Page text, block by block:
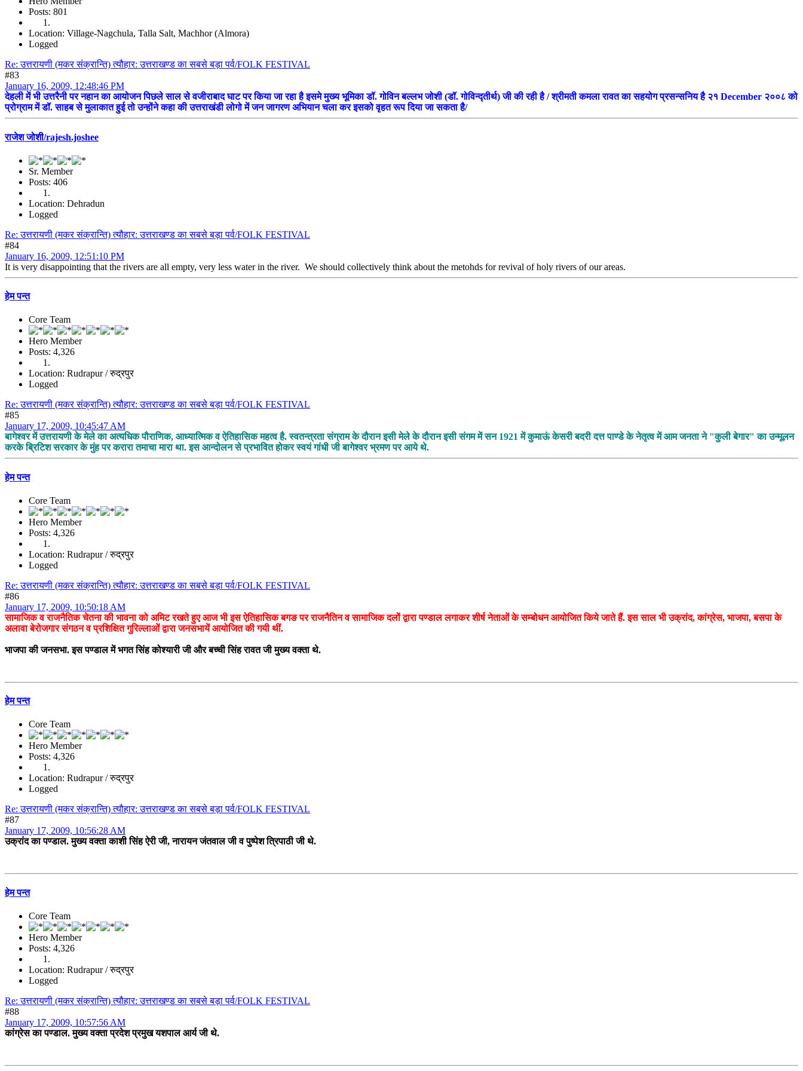
Posts: 801
Location: Village-Nagchula, Talla Salt, Machhor (Almora)
Logged
Re: उत्तरायणी (मकर संक्रान्ति) त्यौहार: उत्तराखण्ड का सबसे बड़ा पर्व/FOLK FESTIVAL
#83
January 16, 2009, 12:48:46 PM
देहली में भी उत्तरैनी पर नहान का आयोजन पिछले साल से वजीराबाद घाट पर किया जा रहा है इसमे मुख्य भूमिका डॉ. गोविन बल्लभ जोशी (डॉ. गोविन्द्तीर्थ) जी की रही है / श्रीमती कमला रावत का सहयोग प्रसन्सनिय है २१ December २००८ को
प्रोग्राम में डॉ. साहब से मुलाकात हुई तो उन्होंने कहा की उत्तराखंडी लोगो में जन जागरण अभियान चला कर इसको वृहत रूप दिया जा सकता है/
राजेश जोशी/rajesh.joshee
Sr. Member
Posts: 406
Location: Dehradun
Logged
Re: उत्तरायणी (मकर संक्रान्ति) त्यौहार: उत्तराखण्ड का सबसे बड़ा पर्व/FOLK FESTIVAL
#84
January 16, 2009, 12:51:10 PM
It is very disappointing that the rivers are all empty, very less water in the river. We should collectively think about the metohds for revival of holy rivers of our areas.
हेम पन्त
Core Team
Hero Member
Posts: 4,326
Location: Rudrapur / रुद्रपुर
Logged
Re: उत्तरायणी (मकर संक्रान्ति) त्यौहार: उत्तराखण्ड का सबसे बड़ा पर्व/FOLK FESTIVAL
#85
January 17, 2009, 10:45:47 AM
बागेश्वर में उत्तरायणी के मेले का अत्यधिक पौराणिक, आध्यात्मिक व ऐतिहासिक महत्व है. स्वतन्त्रता संग्राम के दौरान इसी मेले के दौरान इसी संगम में सन 1921 में कुमाऊं केसरी बदरी दत्त पाण्डे के नेतृत्व में आम जनता ने "कुली बेगार" का उन्मूलन
करके ब्रिटिश सरकार के मुंह पर करारा तमाचा मारा था. इस आन्दोलन से प्रभावित होकर स्वयं गांधी जी बागेश्वर भ्रमण पर आये थे.
हेम पन्त
Core Team
Hero Member
Posts: 4,326
Location: Rudrapur / रुद्रपुर
Logged
Re: उत्तरायणी (मकर संक्रान्ति) त्यौहार: उत्तराखण्ड का सबसे बड़ा पर्व/FOLK FESTIVAL
#86
January 17, 2009, 10:50:18 AM
सामाजिक व राजनैतिक चेतना की भावना को अमिट रखते हुए आज भी इस ऐतिहासिक बगङ पर राजनैतिन व सामाजिक दलों द्वारा पण्डाल लगाकर शीर्ष नेताओं के सम्बोधन आयोजित किये जाते हैं. इस साल भी उक्रांद, कांग्रेस, भाजपा, बसपा के
अलावा बेरोजगार संगठन व प्रशिक्षित गुरिल्लाओं द्वारा जनसभायें आयोजित की गयी थीं.
भाजपा की जनसभा. इस पण्डाल में भगत सिंह कोश्यारी जी और बच्ची सिंह रावत जी मुख्य वक्ता थे.
हेम पन्त
Core Team
Hero Member
Posts: 4,326
Location: Rudrapur / रुद्रपुर
Logged
Re: उत्तरायणी (मकर संक्रान्ति) त्यौहार: उत्तराखण्ड का सबसे बड़ा पर्व/FOLK FESTIVAL
#87
January 17, 2009, 10:56:28 AM
उक्रांद का पण्डाल. मुख्य वक्ता काशी सिंह ऐरी जी, नारायन जंतवाल जी व पुष्पेश त्रिपाठी जी थे.
हेम पन्त
Core Team
Hero Member
Posts: 4,326
Location: Rudrapur / रुद्रपुर
Logged
Re: उत्तरायणी (मकर संक्रान्ति) त्यौहार: उत्तराखण्ड का सबसे बड़ा पर्व/FOLK FESTIVAL
#88
January 17, 2009, 10:57:56 AM
कांग्रेस का पण्डाल. मुख्य वक्ता प्रदेश प्रमुख यशपाल आर्य जी थे.